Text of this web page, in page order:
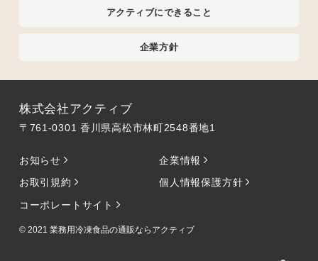
アクティブにできること
企業方針
株式会社アクティブ
〒761-0301 香川県高松市林町2548番地1
お知らせ
企業情報
お取引規約
個人情報保護方針
コーポレートサイト
© 2021 業務用冷凍食品の通販ならアクティブ